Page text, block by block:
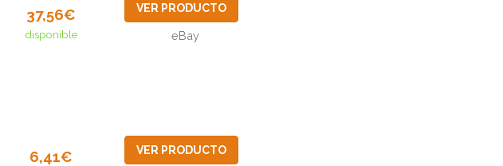
37,56€
disponible
VER PRODUCTO
eBay
6,41€ VER PRODUCTO